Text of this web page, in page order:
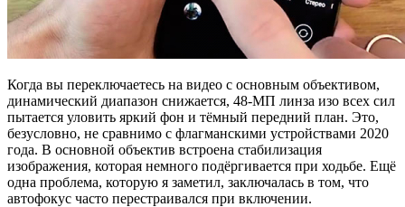
Когда вы переключаетесь на видео с основным объективом,
динамический диапазон снижается, 48-МП линза изо всех сил
пытается уловить яркий фон и тёмный передний план. Это,
безусловно, не сравнимо с флагманскими устройствами 2020
года. В основной объектив встроена стабилизация
изображения, которая немного подёргивается при ходьбе. Ещё
одна проблема, которую я заметил, заключалась в том, что
автофокус часто перестраивался при включении.